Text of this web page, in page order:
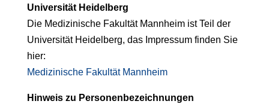
Universität Heidelberg
Die Medizinische Fakultät Mannheim ist Teil der
Universität Heidelberg, das Impressum finden Sie
hier:
Medizinische Fakultät Mannheim
Hinweis zu Personenbezeichnungen